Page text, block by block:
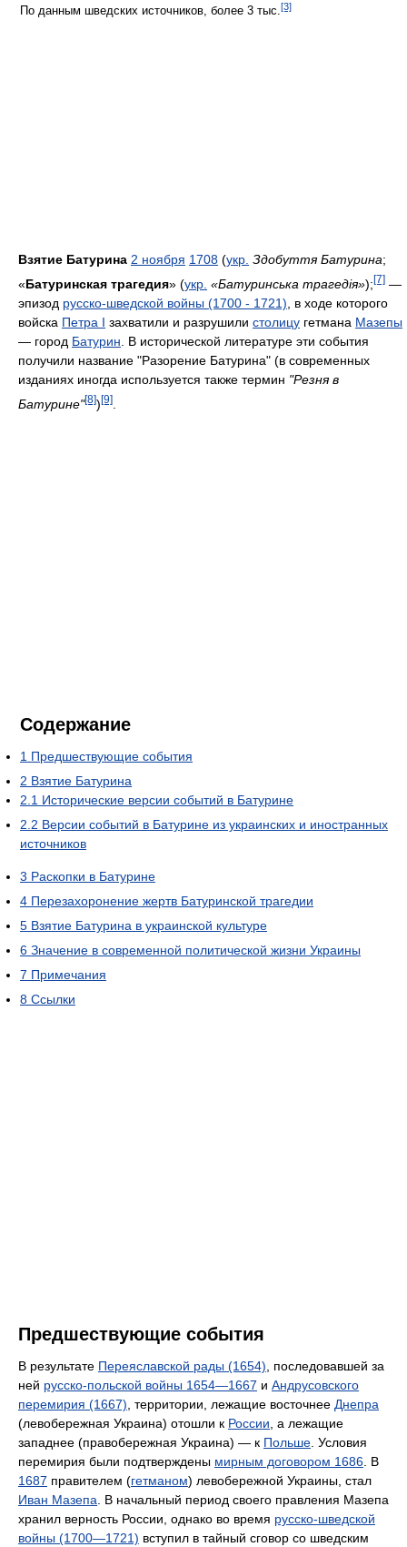
По данным шведских источников, более 3 тыс.[3]
Взятие Батурина 2 ноября 1708 (укр. Здобуття Батурина;
«Батуринская трагедия» (укр. «Батуринська трагедія»);[7] —
эпизод русско-шведской войны (1700 - 1721) , в ходе которого
войска Петра I захватили и разрушили столицу гетмана Мазепы
— город Батурин . В исторической литературе эти события
получили название "Разорение Батурина" (в современных
изданиях иногда используется также термин "Резня в
Батурине"[8])[9]
Содержание
1 Предшествующие события
2 Взятие Батурина
2.1 Исторические версии событий в Батурине
2.2 Версии событий в Батурине из украинских и иностранных
источников
3 Раскопки в Батурине
4 Перезахоронение жертв Батуринской трагедии
5 Взятие Батурина в украинской культуре
6 Значение в современной политической жизни Украины
7 Примечания
8 Ссылки
Предшествующие события
В результате Переяславской рады (1654), последовавшей за
ней русско-польской войны 1654—1667 и Андрусовского
перемирия (1667), территории, лежащие восточнее Днепра
(левобережная Украина) отошли к России, а лежащие
западнее (правобережная Украина) — к Польше. Условия
перемирия были подтверждены мирным договором 1686. В
1687 правителем (гетманом) левобережной Украины, стал
Иван Мазепа. В начальный период своего правления Мазепа
хранил верность России, однако во время русско-шведской
войны (1700—1721) вступил в тайный сговор со шведским